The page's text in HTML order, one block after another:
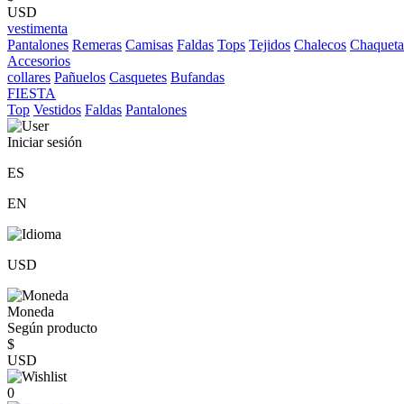
USD
vestimenta
Pantalones Remeras Camisas Faldas Tops Tejidos Chalecos
Accesorios
collares Pañuelos Casquetes Bufandas
FIESTA
Top Vestidos Faldas Pantalones
Iniciar sesión
ES
EN
USD
Moneda
Según producto
$
USD
0